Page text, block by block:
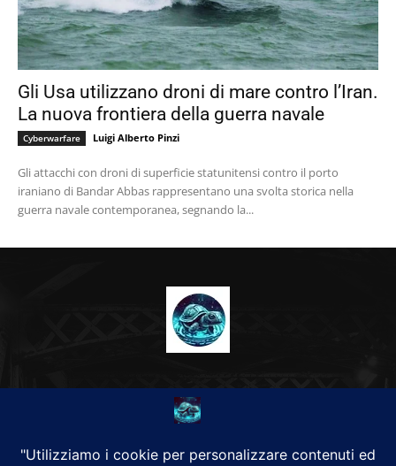
Gli Usa utilizzano droni di mare contro l’Iran.
La nuova frontiera della guerra navale
Cyberwarfare Luigi Alberto Pinzi
Gli attacchi con droni di superficie statunitensi contro il porto
iraniano di Bandar Abbas rappresentano una svolta storica nella
guerra navale contemporanea, segnando la...
CHI SIAMO
Alground Geopolitica e Cyberwarfare.